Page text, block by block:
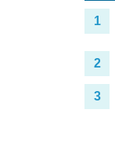
1
2
3